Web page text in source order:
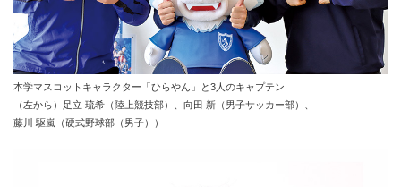
本学マスコットキャラクター「ひらやん」と3人のキャプテン
（左から）足立 琉希（陸上競技部）、向田 新（男子サッカー部）、
藤川 駆嵐（硬式野球部（男子））